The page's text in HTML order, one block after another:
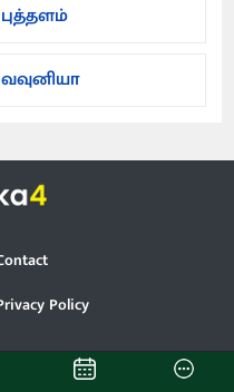
புத்தளம்
வவுனியா
Policy
Reserved.